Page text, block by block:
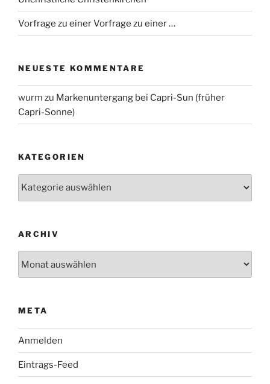
Vorfrage zu einer Vorfrage zu einer …
NEUESTE KOMMENTARE
wurm zu Markenuntergang bei Capri-Sun (früher
Capri-Sonne)
KATEGORIEN
ARCHIV
META
Anmelden
Eintrags-Feed